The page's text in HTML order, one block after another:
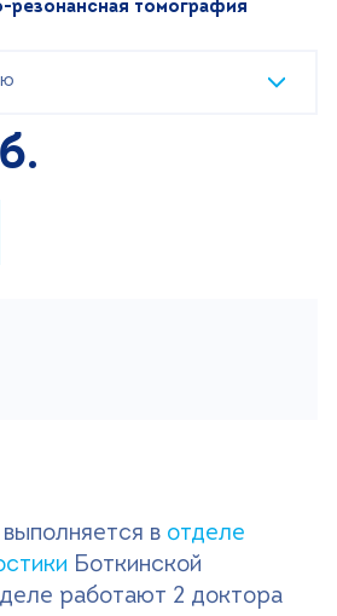
резонансная томография
в отделе
Боткинской
работают 2 доктора